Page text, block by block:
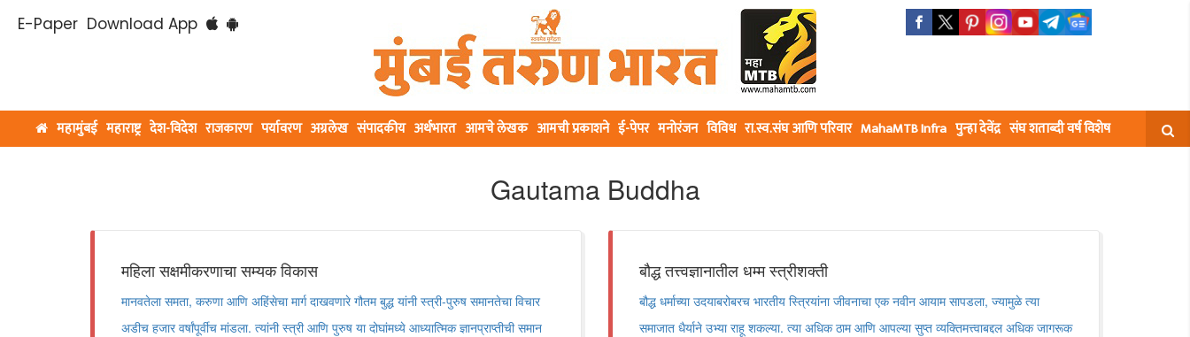
E-Paper Download App
महामुंबई महाराष्ट्र देश-विदेश राजकारण पर्यावरण अग्रलेख संपादकीय अर्थभारत आमचे लेखक आमची प्रकाशने ई-पेपर मनोरंजन विविध रा.स्व.संघ आणि परिवार MahaMTB Infra पुन्हा देवेंद्र संघ शताब्दी वर्ष विशेष
Gautama Buddha
महिला सक्षमीकरणाचा सम्यक विकास
मानवतेला समता, करुणा आणि अहिंसेचा मार्ग दाखवणारे गौतम बुद्ध यांनी स्त्री-पुरुष समानतेचा विचार
अडीच हजार वर्षांपूर्वीच मांडला. त्यांनी स्त्री आणि पुरुष या दोघांमध्ये आध्यात्मिक ज्ञानप्राप्तीची समान
बौद्ध तत्त्वज्ञानातील धम्म स्त्रीशक्ती
बौद्ध धर्माच्या उदयाबरोबरच भारतीय स्त्रियांना जीवनाचा एक नवीन आयाम सापडला, ज्यामुळे त्या
समाजात धैर्याने उभ्या राहू शकल्या. त्या अधिक ठाम आणि आपल्या सुप्त व्यक्तिमत्त्वाबद्दल अधिक जागरूक